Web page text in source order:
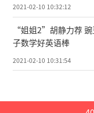
变实验堆现场通
肥物质科学研究
最重、技术难度
“自主研发
心技术必须牢牢
2021-02-10 10:32:12
“姐姐2”胡静力荐
子数学好英语棒
2021-02-10 10:31:54